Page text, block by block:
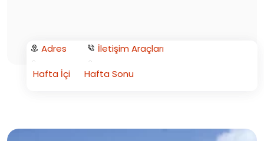
Adres İletişim Araçları
Hafta İçi Hafta Sonu